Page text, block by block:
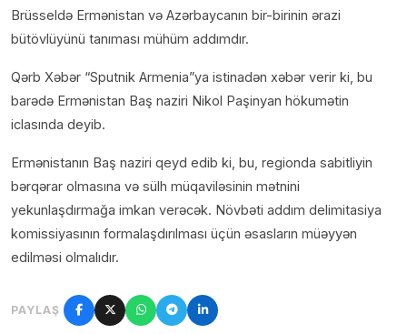
Brüsseldə Ermənistan və Azərbaycanın bir-birinin ərazi
bütövlüyünü tanıması mühüm addımdır.
Qərb Xəbər “Sputnik Armenia”ya istinadən xəbər verir ki, bu
barədə Ermənistan Baş naziri Nikol Paşinyan hökumətin
iclasında deyib.
Ermənistanın Baş naziri qeyd edib ki, bu, regionda sabitliyin
bərqərar olmasına və sülh müqaviləsinin mətnini
yekunlaşdırmağa imkan verəcək. Növbəti addım delimitasiya
komissiyasının formalaşdırılması üçün əsasların müəyyən
edilməsi olmalıdır.
PAYLAŞ